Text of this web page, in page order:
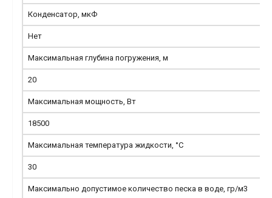
Конденсатор, мкФ
Нет
Максимальная глубина погружения, м
20
Максимальная мощность, Вт
18500
Максимальная температура жидкости, °С
30
Максимально допустимое количество песка в воде, гр/м3